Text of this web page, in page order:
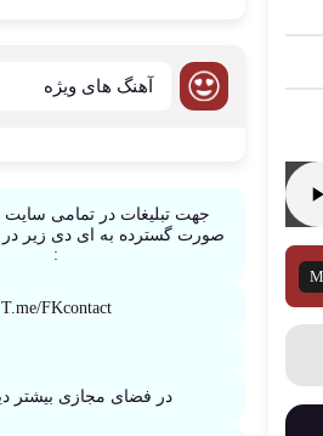
آهنگ های ویژه
جهت تبلیغات در تمامی
صورت گسترده به ای دی زیر در
:
T.me/FKcontact
در فضای مجازی بیشتر